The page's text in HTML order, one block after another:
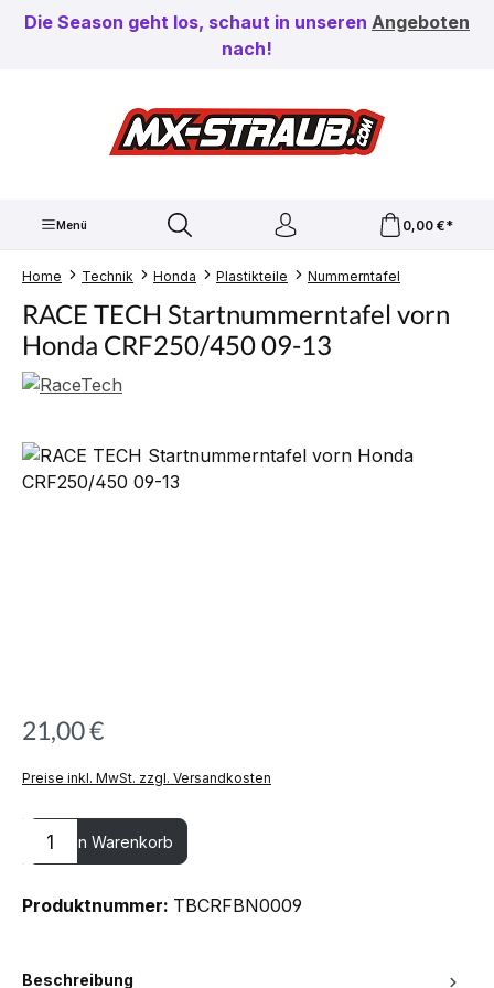
Zum Hauptinhalt springen
Die Season geht los, schaut in unseren Angeboten
nach!
Menü 0,00 €*
Home Technik Honda Plastikteile Nummerntafel
RACE TECH Startnummerntafel vorn
Honda CRF250/450 09-13
Bildergalerie überspringen
21,00 €
Preise inkl. MwSt. zzgl. Versandkosten
Produkt Anzahl: Gib den gewünschten Wert ein oder benutze
In den Warenkorb
Produktnummer: TBCRFBN0009
Beschreibung